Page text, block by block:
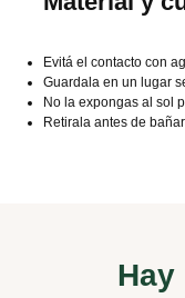
Evitá el contacto con
Guardala en un lugar
No la expongas al sol
Retirala antes de
Hay